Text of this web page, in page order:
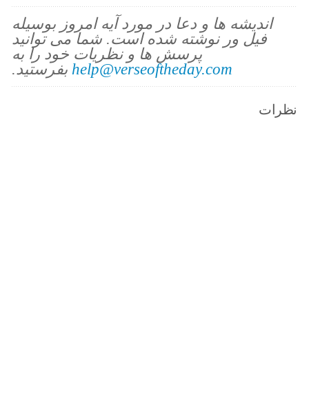
اندیشه ها و دعا در مورد آیه امروز بوسیله
فیل ور نوشته شده است. شما می توانید
پرسش ها و نظریات خود را به
help@verseoftheday.com بفرستید.
نظرات